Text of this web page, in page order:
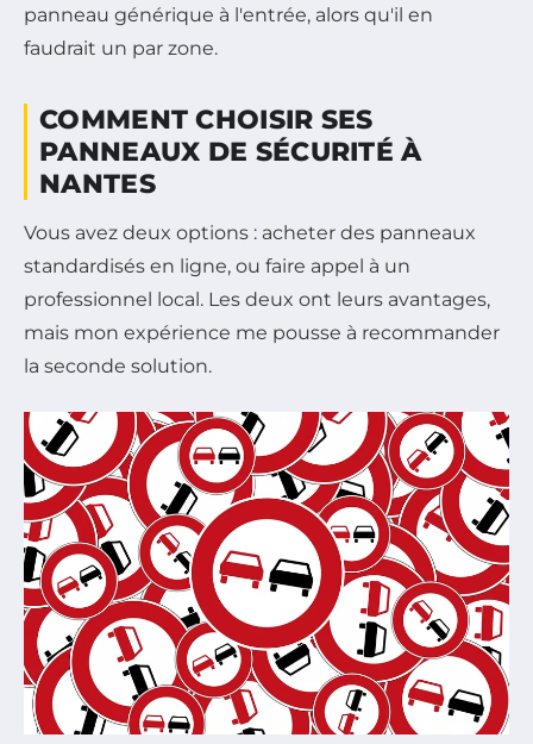
panneau générique à l'entrée, alors qu'il en
faudrait un par zone.
COMMENT CHOISIR SES
PANNEAUX DE SÉCURITÉ À
NANTES
Vous avez deux options : acheter des panneaux
standardisés en ligne, ou faire appel à un
professionnel local. Les deux ont leurs avantages,
mais mon expérience me pousse à recommander
la seconde solution.